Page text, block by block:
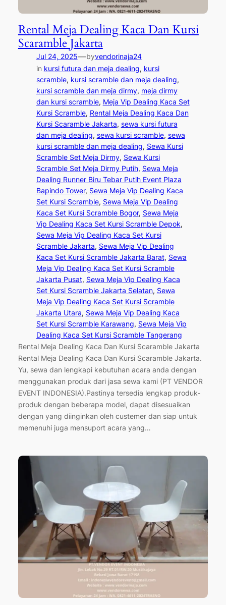
Rental Meja Dealing Kaca Dan Kursi
Scaramble Jakarta
Jul 24, 2025—byvendorinaja24
in kursi futura dan meja dealing, kursi
scramble, kursi scramble dan meja dealing
kursi scramble dan meja dirmy, meja dirmy
dan kursi scramble, Meja Vip Dealing Kaca Set
Kursi Scramble, Rental Meja Dealing Kaca Dan
Kursi Scaramble Jakarta, sewa kursi futura
dan meja dealing, sewa kursi scramble, sewa
kursi scramble dan meja dealing, Sewa Kursi
Scramble Set Meja Dirmy, Sewa Kursi
Scramble Set Meja Dirmy Putih, Sewa Meja
Dealing Runner Biru Tebar Putih Event Plaza
Bapindo Tower, Sewa Meja Vip Dealing Kaca
Set Kursi Scramble, Sewa Meja Vip Dealing
Kaca Set Kursi Scramble Bogor, Sewa Meja
Vip Dealing Kaca Set Kursi Scramble Depok
Sewa Meja Vip Dealing Kaca Set Kursi
Scramble Jakarta, Sewa Meja Vip Dealing
Kaca Set Kursi Scramble Jakarta Barat, Sewa
Meja Vip Dealing Kaca Set Kursi Scramble
Jakarta Pusat, Sewa Meja Vip Dealing Kaca
Set Kursi Scramble Jakarta Selatan, Sewa
Meja Vip Dealing Kaca Set Kursi Scramble
Jakarta Utara, Sewa Meja Vip Dealing Kaca
Set Kursi Scramble Karawang, Sewa Meja Vip
Dealing Kaca Set Kursi Scramble Tangerang
Rental Meja Dealing Kaca Dan Kursi Scaramble Jakarta
Rental Meja Dealing Kaca Dan Kursi Scaramble Jakarta.
Yu, sewa dan lengkapi kebutuhan acara anda dengan
menggunakan produk dari jasa sewa kami (PT VENDOR
EVENT INDONESIA).Pastinya tersedia lengkap produk-
produk dengan beberapa model, dapat disesuaikan
dengan yang diinginkan oleh custemer dan siap untuk
memenuhi juga mensuport acara yang…